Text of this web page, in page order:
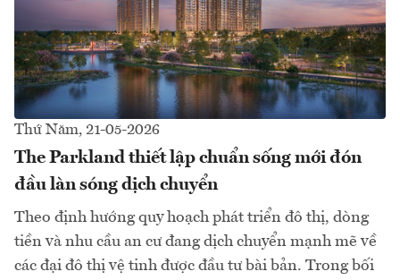
Thứ Năm, 21-05-2026
The Parkland thiết lập chuẩn sống mới đón
đầu làn sóng dịch chuyển
Theo định hướng quy hoạch phát triển đô thị, dòng
tiền và nhu cầu an cư đang dịch chuyển mạnh mẽ về
các đại đô thị vệ tinh được đầu tư bài bản. Trong bối